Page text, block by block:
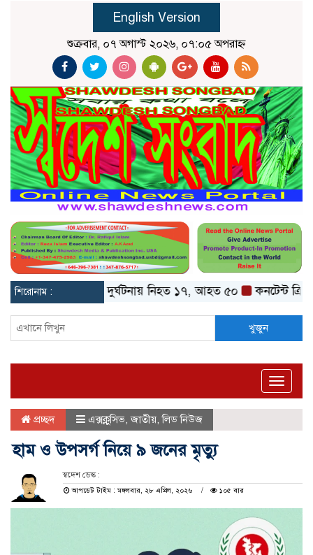
English Version
শুক্রবার, ০৭ অগাস্ট ২০২৬, ০৭:০৫ অপরাহ্ন
শিরোনাম :
ও বগুড়ায় বাস দুর্ঘটনায় নিহত ১৭, আহত ৫০ কনটেন্ট ক্রিয়েটর
খুজুন
Toggle
প্রচ্ছদ এক্সক্লুসিভ ,জাতীয় ,লিড নিউজ
হাম ও উপসর্গ নিয়ে ৯ জনের মৃত্যু
স্বদেশ ডেস্ক :
আপডেট টাইম : মঙ্গলবার, ২৮ এপ্রিল, ২০২৬
১০৫ বার